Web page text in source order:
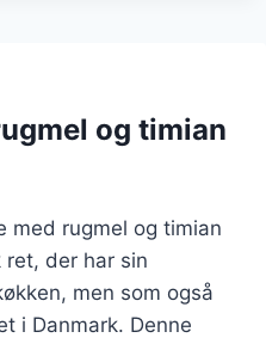
og timian
rugmel og timian
der har sin
men som også
i Danmark. Denne